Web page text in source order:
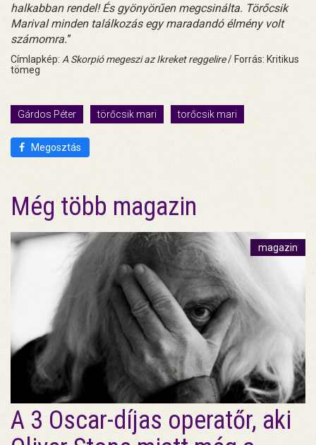
halkabban rendel! És gyönyörűen megcsinálta. Törőcsik
Marival minden találkozás egy maradandó élmény volt
számomra.”
Címlapkép: A Skorpió megeszi az Ikreket reggelire/ Forrás: Kritikus
tömeg
Gárdos Péter törőcsik mari torőcsik mari
Megosztás
Még több magazin
magazin
A 3 Oscar-díjas operatőr, aki